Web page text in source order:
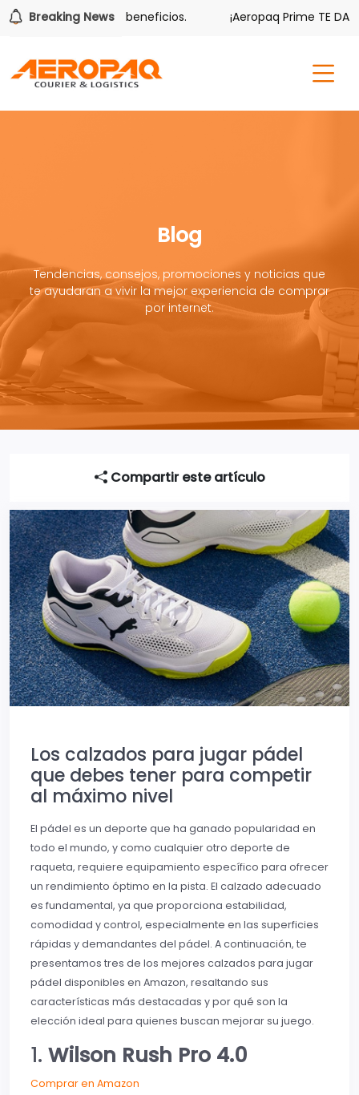
Breaking News
tiene sus beneficios. ¡Aeropaq Prime TE DA MÁS!
Blog
Tendencias, consejos, promociones y noticias que
te ayudaran a vivir la mejor experiencia de comprar
por internet.
Compartir este artículo
Los calzados para jugar pádel
que debes tener para competir
al máximo nivel
El pádel es un deporte que ha ganado popularidad en
todo el mundo, y como cualquier otro deporte de
raqueta, requiere equipamiento específico para ofrecer
un rendimiento óptimo en la pista. El calzado adecuado
es fundamental, ya que proporciona estabilidad,
comodidad y control, especialmente en las superficies
rápidas y demandantes del pádel. A continuación, te
presentamos tres de los mejores calzados para jugar
pádel disponibles en Amazon, resaltando sus
características más destacadas y por qué son la
elección ideal para quienes buscan mejorar su juego.
1. Wilson Rush Pro 4.0
Comprar en Amazon